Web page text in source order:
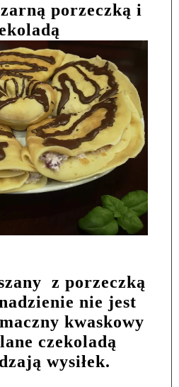
porzeczką i
z porzeczką
nie jest
kwaskowy
czekoladą
wysiłek.